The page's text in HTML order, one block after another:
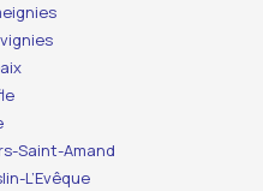
Saint-Amand
L’Evêque